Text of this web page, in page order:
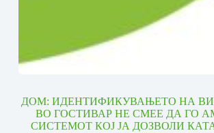
ДОМ: ИДЕНТИФИКУВАЊЕТО НА
ВО ГОСТИВАР НЕ СМЕЕ ДА ГО
СИСТЕМОТ КОЈ ЈА ДОЗВОЛИ